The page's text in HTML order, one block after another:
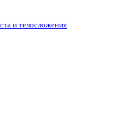
и телосложения